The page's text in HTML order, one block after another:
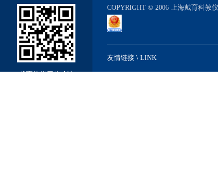
COPYRIGHT © 2006 上海戴育科
友情链接 \ LINK